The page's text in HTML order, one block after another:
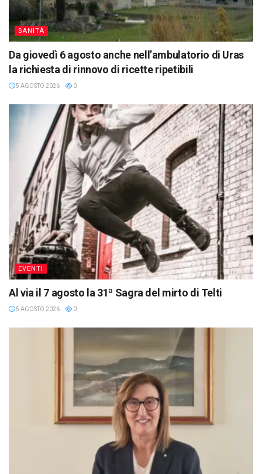
SANITÀ
Da giovedì 6 agosto anche nell’ambulatorio di Uras
la richiesta di rinnovo di ricette ripetibili
5 AGOSTO 2026 0
EVENTI
Al via il 7 agosto la 31ª Sagra del mirto di Telti
5 AGOSTO 2026 0